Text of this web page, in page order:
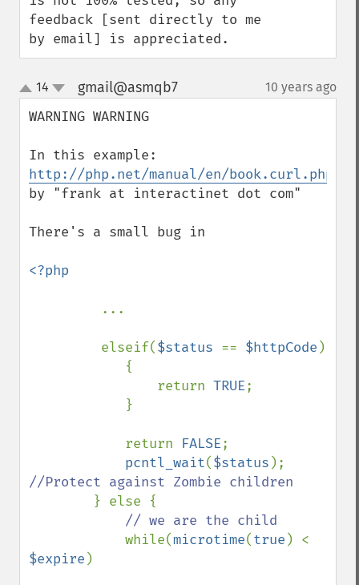
feedback [sent directly to me
by email] is appreciated.
up
down
14 gmail@asmqb7¶ 10 years ago
WARNING WARNING
http://php.net/manual/en/
by "frank at interactinet dot com"
There's a small bug in
<?php
...
         elseif(
$status == $httpCode )
                return
TRUE;
            return
FALSE;
pcntl_wait($status
//Protect against Zombie children
} else {
// we are the child
while(microtime(true
$expire )